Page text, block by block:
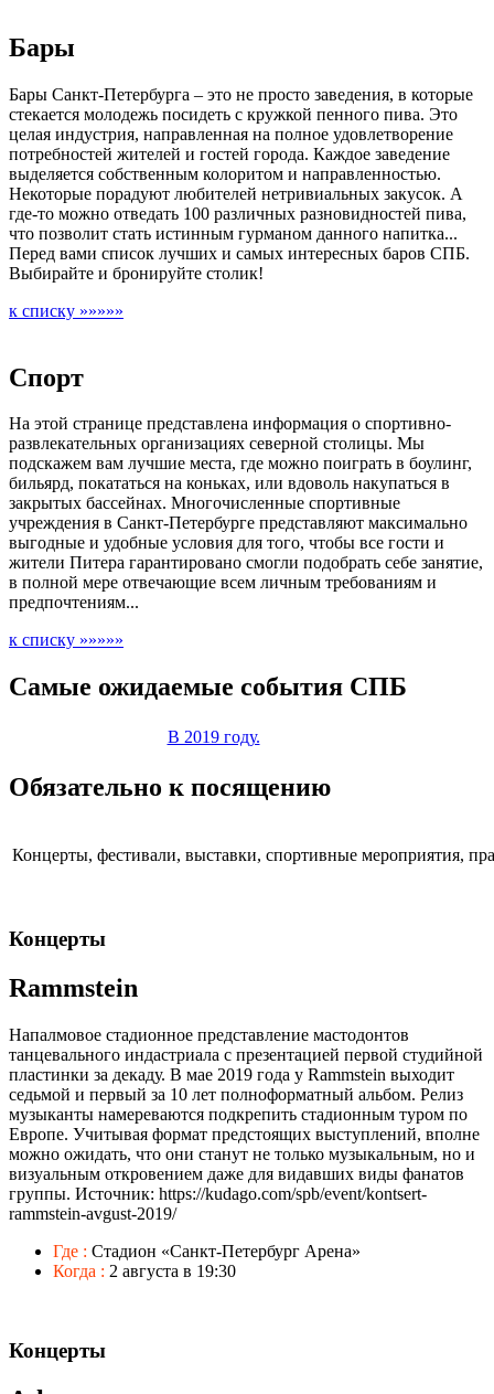
Бары
Бары Санкт-Петербурга – это не просто заведения, в которые
стекается молодежь посидеть с кружкой пенного пива. Это
целая индустрия, направленная на полное удовлетворение
потребностей жителей и гостей города. Каждое заведение
выделяется собственным колоритом и направленностью.
Некоторые порадуют любителей нетривиальных закусок. А
где-то можно отведать 100 различных разновидностей пива,
что позволит стать истинным гурманом данного напитка...
Перед вами список лучших и самых интересных баров СПБ.
Выбирайте и бронируйте столик!
к списку »»»»»
Спорт
На этой странице представлена информация о спортивно-
развлекательных организациях северной столицы. Мы
подскажем вам лучшие места, где можно поиграть в боулинг,
бильярд, покататься на коньках, или вдоволь накупаться в
закрытых бассейнах. Многочисленные спортивные
учреждения в Санкт-Петербурге представляют максимально
выгодные и удобные условия для того, чтобы все гости и
жители Питера гарантировано смогли подобрать себе занятие,
в полной мере отвечающие всем личным требованиям и
предпочтениям...
к списку »»»»»
Самые ожидаемые события СПБ
В 2019 году.
Обязательно к посящению
Концерты, фестивали, выставки, спортивные мероприятия,
Концерты
Rammstein
Напалмовое стадионное представление мастодонтов
танцевального индастриала с презентацией первой студийной
пластинки за декаду. В мае 2019 года у Rammstein выходит
седьмой и первый за 10 лет полноформатный альбом. Релиз
музыканты намереваются подкрепить стадионным туром по
Европе. Учитывая формат предстоящих выступлений, вполне
можно ожидать, что они станут не только музыкальным, но и
визуальным откровением даже для видавших виды фанатов
группы. Источник: https://kudago.com/spb/event/kontsert-
rammstein-avgust-2019/
Где : Стадион «Санкт-Петербург Арена»
Когда : 2 августа в 19:30
Концерты